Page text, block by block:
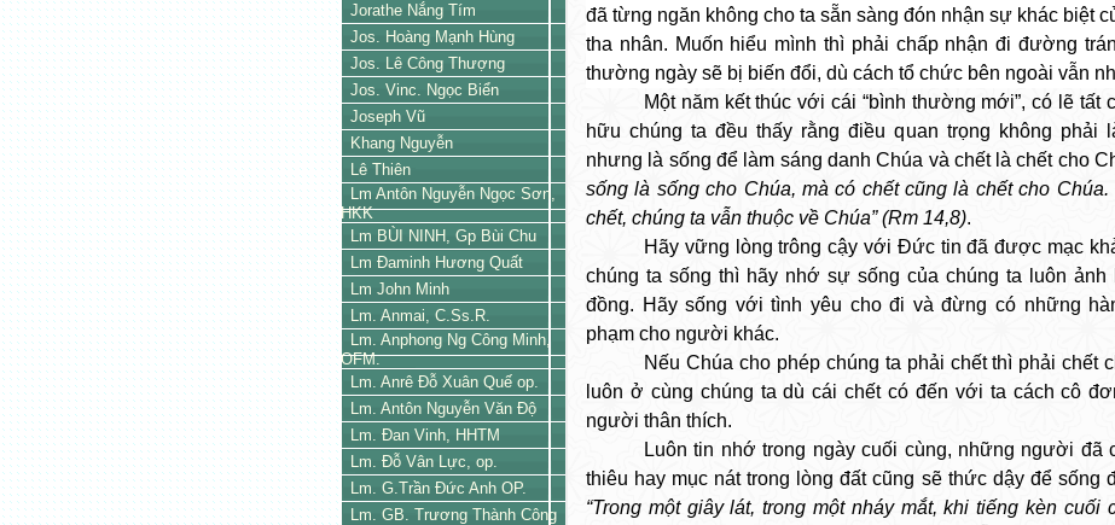
Jorathe Nắng Tím
Jos. Hoàng Mạnh Hùng
Jos. Lê Công Thượng
Jos. Vinc. Ngọc Biển
Joseph Vũ
Khang Nguyễn
Lê Thiên
Lm Antôn Nguyễn Ngọc Sơn,
HKK
Lm BÙI NINH, Gp Bùi Chu
Lm Đaminh Hương Quất
Lm John Minh
Lm. Anmai, C.Ss.R.
Lm. Anphong Ng Công Minh,
OFM.
Lm. Anrê Đỗ Xuân Quế op.
Lm. Antôn Nguyễn Văn Độ
Lm. Đan Vinh, HHTM
Lm. Đỗ Vân Lực, op.
Lm. G.Trần Đức Anh OP.
Lm. GB. Trương Thành Công
đã từng ngăn không cho ta sẵn sàng đón nhận sự khác biệt
tha nhân. Muốn hiểu mình thì phải chấp nhận đi đường
thường ngày sẽ bị biến đổi, dù cách tổ chức bên ngoài vẫn
Một năm kết thúc với cái “bình thường mới”, có lẽ tất
hữu chúng ta đều thấy rằng điều quan trọng không phải
nhưng là sống để làm sáng danh Chúa và chết là chết cho
sống là sống cho Chúa, mà có chết cũng là chết cho Chúa.
chết, chúng ta vẫn thuộc về Chúa” (Rm 14,8).
Hãy vững lòng trông cậy với Đức tin đã được mạc
chúng ta sống thì hãy nhớ sự sống của chúng ta luôn ảnh
đồng. Hãy sống với tình yêu cho đi và đừng có những
phạm cho người khác.
Nếu Chúa cho phép chúng ta phải chết thì phải chết
luôn ở cùng chúng ta dù cái chết có đến với ta cách cô
người thân thích.
Luôn tin nhớ trong ngày cuối cùng, những người đã
thiêu hay mục nát trong lòng đất cũng sẽ thức dậy để sống
“Trong một giây lát, trong một nháy mắt, khi tiếng kèn cuối